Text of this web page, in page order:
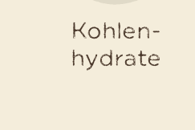
Kohlen-
hydrate